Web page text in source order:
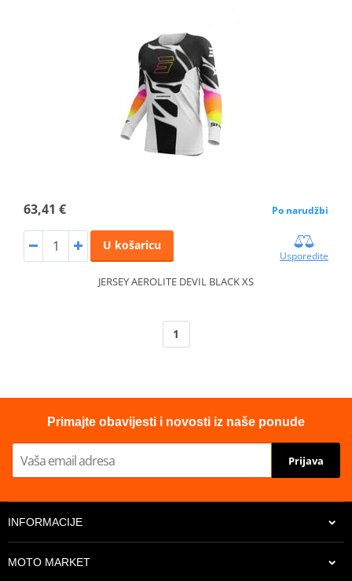
63,41 € Po narudžbi
U košaricu
Usporedite
JERSEY AEROLITE DEVIL BLACK XS
1
Primajte obavijesti i novosti iz naše ponude
Prijava
INFORMACIJE
MOTO MARKET